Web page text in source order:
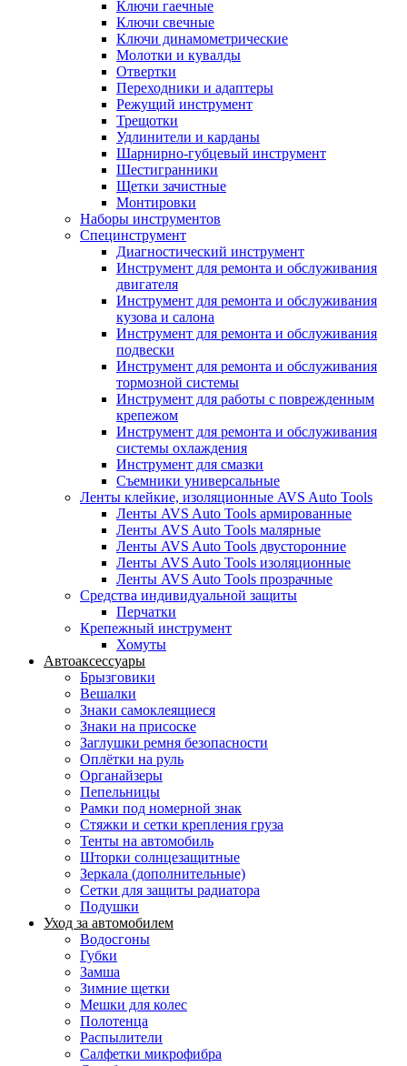
Ключи гаечные
Ключи свечные
Ключи динамометрические
Молотки и кувалды
Отвертки
Переходники и адаптеры
Режущий инструмент
Трещотки
Удлинители и карданы
Шарнирно-губцевый инструмент
Шестигранники
Щетки зачистные
Монтировки
Наборы инструментов
Специнструмент
Диагностический инструмент
Инструмент для ремонта и обслуживания
двигателя
Инструмент для ремонта и обслуживания
кузова и салона
Инструмент для ремонта и обслуживания
подвески
Инструмент для ремонта и обслуживания
тормозной системы
Инструмент для работы с поврежденным
крепежом
Инструмент для ремонта и обслуживания
системы охлаждения
Инструмент для смазки
Съемники универсальные
Ленты клейкие, изоляционные AVS Auto Tools
Ленты AVS Auto Tools армированные
Ленты AVS Auto Tools малярные
Ленты AVS Auto Tools двусторонние
Ленты AVS Auto Tools изоляционные
Ленты AVS Auto Tools прозрачные
Средства индивидуальной защиты
Перчатки
Крепежный инструмент
Хомуты
Автоаксессуары
Брызговики
Вешалки
Знаки самоклеящиеся
Знаки на присоске
Заглушки ремня безопасности
Оплётки на руль
Органайзеры
Пепельницы
Рамки под номерной знак
Стяжки и сетки крепления груза
Тенты на автомобиль
Шторки солнцезащитные
Зеркала (дополнительные)
Сетки для защиты радиатора
Подушки
Уход за автомобилем
Водосгоны
Губки
Замша
Зимние щетки
Мешки для колес
Полотенца
Распылители
Салфетки микрофибра